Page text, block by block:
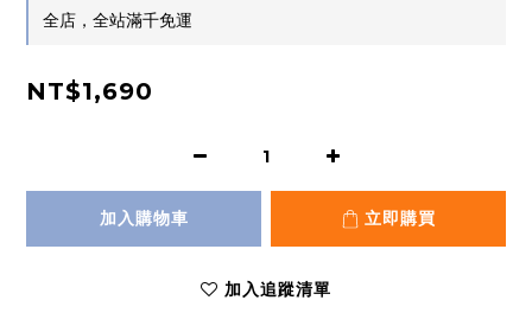
全店，全站滿千免運
NT$1,690
加入購物車 立即購買
加入追蹤清單